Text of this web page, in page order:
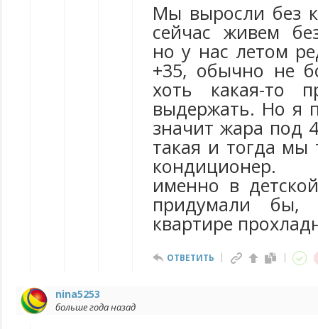
Мы выросли без
сейчас живем
но у нас летом
+35, обычно не
хоть какая-то
выдержать. Но я
значит жара под
такая и тогда мы
кондиционер.
именно в
придумали бы,
квартире
ОТВЕТИТЬ
nina5253
больше года назад